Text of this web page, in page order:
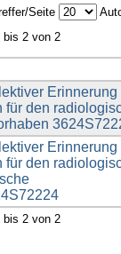
Seite
bis 2 von 2
Erinnerung
für den
Erinnerung
für den
bis 2 von 2